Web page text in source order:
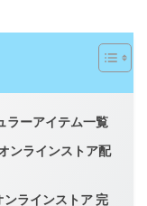
ラーアイテム一覧
ンラインストア配
ラインストア 完